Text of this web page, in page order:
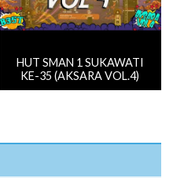
HUT SMAN 1 SUKAWATI
KE-35 (AKSARA VOL.4)